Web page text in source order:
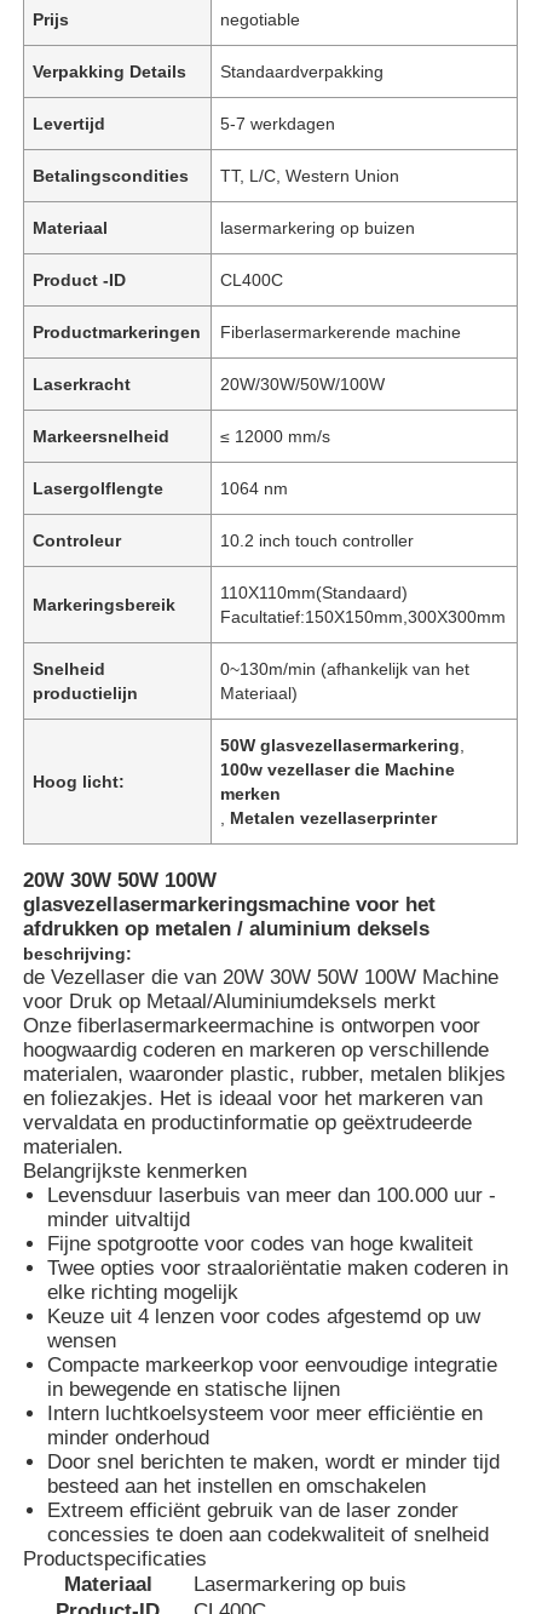
Thuis
Producten
Over ons
Prijs negotiable
Verpakking Details Standaardverpakking
Levertijd 5-7 werkdagen
Betalingscondities TT, L/C, Western Union
Materiaal lasermarkering op buizen
Product -ID CL400C
Productmarkeringen Fiberlasermarkerende machine
Laserkracht 20W/30W/50W/100W
Markeersnelheid ≤ 12000 mm/s
Lasergolflengte 1064 nm
Controleur 10.2 inch touch controller
Markeringsbereik
110X110mm(Standaard)
Facultatief:150X150mm,300X300mm
Snelheid
productielijn
0~130m/min (afhankelijk van het
Materiaal)
Hoog licht:
50W glasvezellasermarkering
100w vezellaser die Machine
merken
Metalen vezellaserprinter
20W 30W 50W 100W
glasvezellasermarkeringsmachine voor het
afdrukken op metalen / aluminium deksels
beschrijving:
de Vezellaser die van 20W 30W 50W 100W Machine
voor Druk op Metaal/Aluminiumdeksels merkt
Onze fiberlasermarkeermachine is ontworpen voor
hoogwaardig coderen en markeren op verschillende
materialen, waaronder plastic, rubber, metalen blikjes
en foliezakjes. Het is ideaal voor het markeren van
vervaldata en productinformatie op geëxtrudeerde
materialen.
Belangrijkste kenmerken
Levensduur laserbuis van meer dan 100.000 uur -
minder uitvaltijd
Fijne spotgrootte voor codes van hoge kwaliteit
Twee opties voor straaloriëntatie maken coderen in
elke richting mogelijk
Keuze uit 4 lenzen voor codes afgestemd op uw
wensen
Compacte markeerkop voor eenvoudige integratie
in bewegende en statische lijnen
Intern luchtkoelsysteem voor meer efficiëntie en
minder onderhoud
Door snel berichten te maken, wordt er minder tijd
besteed aan het instellen en omschakelen
Extreem efficiënt gebruik van de laser zonder
concessies te doen aan codekwaliteit of snelheid
Productspecificaties
Materiaal
Lasermarkering op buis